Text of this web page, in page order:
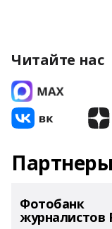
Читайте нас
Партнеры
Фотобанк
журналистов